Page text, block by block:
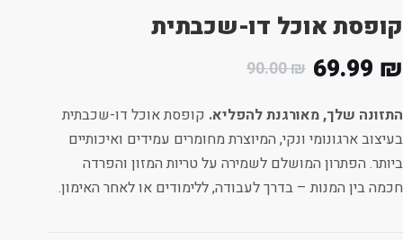
קופסת אוכל דו-שכבתית
90.00₪ 69.99 ₪
התזונה שלך, מאורגנת להפליא. קופסת אוכל דו-שכבתית
בעיצוב ארגונומי ונקי, המיוצרת מחומרים עמידים ואיכותיים
ביותר. הפתרון המושלם לשמירה על טריות המזון והפרדה
חכמה בין המנות – בדרך לעבודה, ללימודים או לאחר האימון.